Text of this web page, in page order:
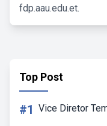
fdp.aau.edu.et.
Top Post
#1 Vice Diretor